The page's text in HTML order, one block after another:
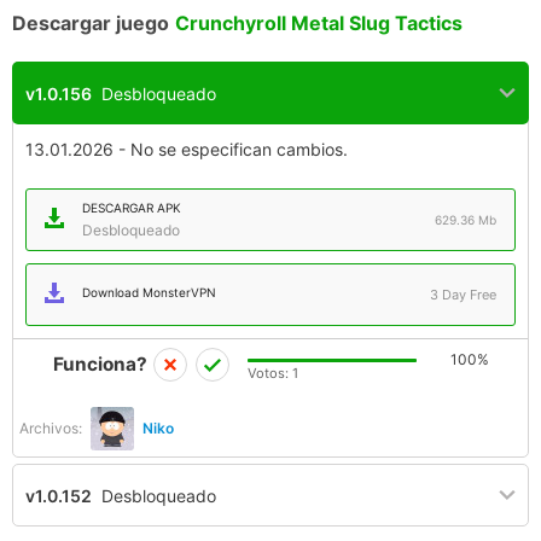
Descargar juego Crunchyroll Metal Slug Tactics
v1.0.156 Desbloqueado
13.01.2026 - No se especifican cambios.
DESCARGAR APK
Desbloqueado
629.36 Mb
Download MonsterVPN 3 Day Free
Archivos: Niko
Funciona? 100%
Votos: 1
v1.0.152 Desbloqueado